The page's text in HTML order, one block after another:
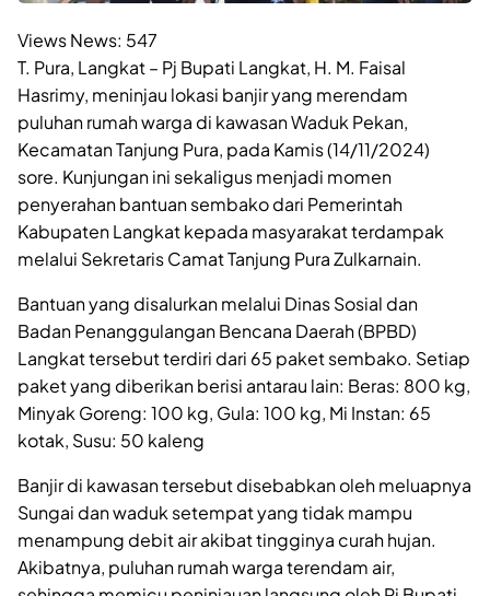
Views News: 547
T. Pura, Langkat – Pj Bupati Langkat, H. M. Faisal
Hasrimy, meninjau lokasi banjir yang merendam
puluhan rumah warga di kawasan Waduk Pekan,
Kecamatan Tanjung Pura, pada Kamis (14/11/2024)
sore. Kunjungan ini sekaligus menjadi momen
penyerahan bantuan sembako dari Pemerintah
Kabupaten Langkat kepada masyarakat terdampak
melalui Sekretaris Camat Tanjung Pura Zulkarnain.
Bantuan yang disalurkan melalui Dinas Sosial dan
Badan Penanggulangan Bencana Daerah (BPBD)
Langkat tersebut terdiri dari 65 paket sembako. Setiap
paket yang diberikan berisi antarau lain: Beras: 800 kg,
Minyak Goreng: 100 kg, Gula: 100 kg, Mi Instan: 65
kotak, Susu: 50 kaleng
Banjir di kawasan tersebut disebabkan oleh meluapnya
Sungai dan waduk setempat yang tidak mampu
menampung debit air akibat tingginya curah hujan.
Akibatnya, puluhan rumah warga terendam air,